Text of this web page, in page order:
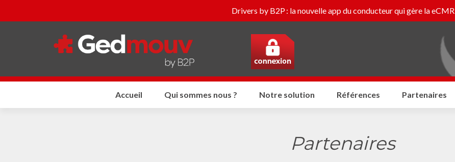
Drivers by B2P : la nouvelle app du conducteur qui gère la eCMR
Accueil Qui sommes nous ? Notre solution Références Partenaires
Partenaires